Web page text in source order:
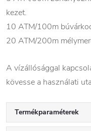
kezet.
10 ATM/100m
20 ATM/200m
A vízállósággal
kövesse a használati
Termékparaméterek